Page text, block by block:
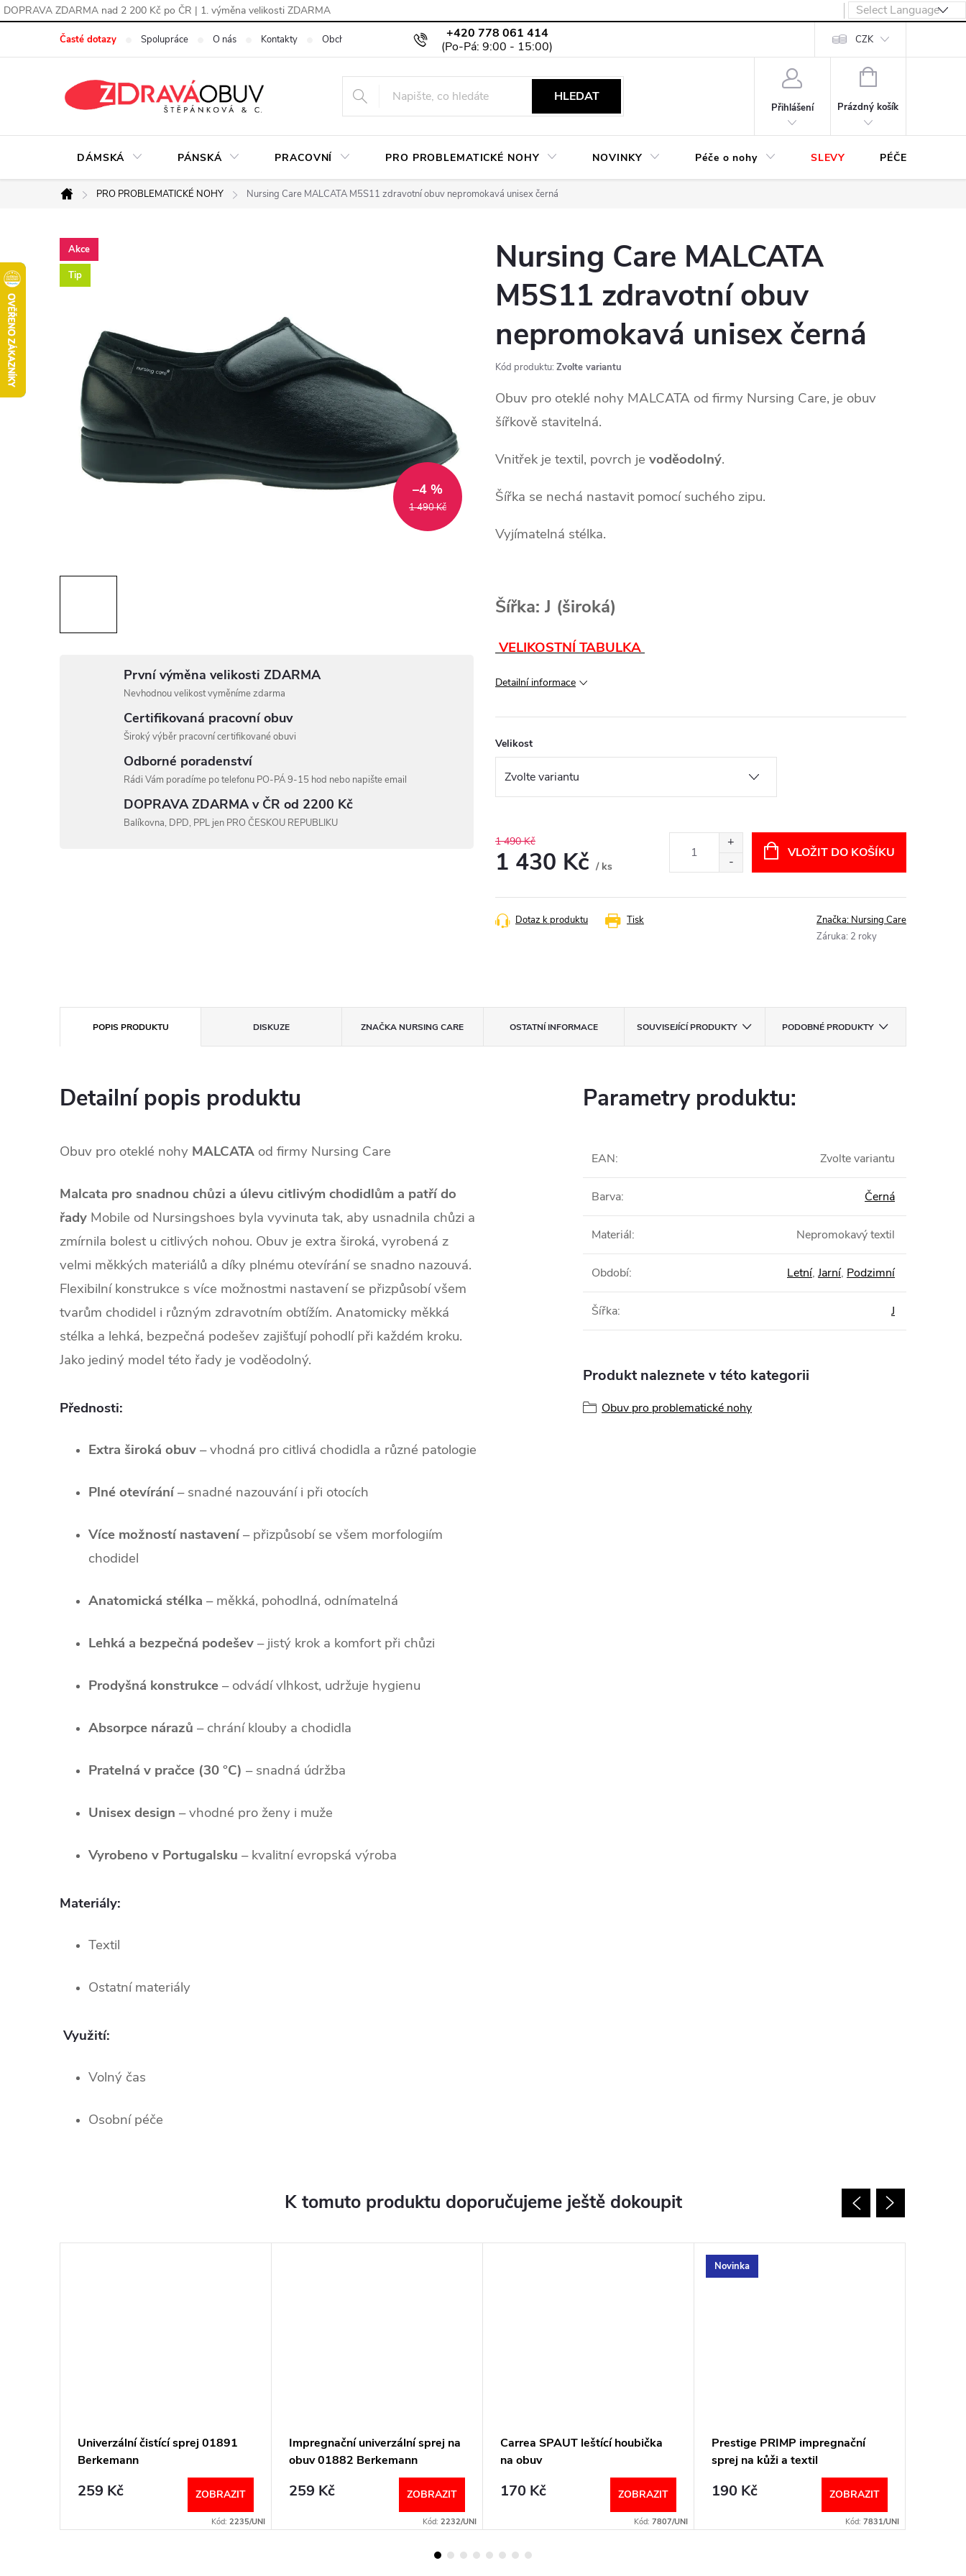
DOPRAVA ZDARMA nad 2 200 Kč po ČR | 1. výměna velikosti ZDARMA
+420 778 061 414
Časté dotazy Spolupráce O nás Kontakty Obchodní podmínky Podmínky ochrany osobních údajů CZK
HLEDAT
Přihlášení
NÁKUPNÍ
Prázdný košík
DÁMSKÁ PÁNSKÁ PRACOVNÍ PRO PROBLEMATICKÉ NOHY NOVINKY Péče o nohy SLEVY PÉČE O OBUV
Domů
PRO PROBLEMATICKÉ NOHY Nursing Care MALCATA M5S11 zdravotní obuv nepromokavá unisex černá
Akce
Tip
1 490 Kč
–4 %
První výměna velikosti ZDARMA
Nevhodnou velikost vyměníme zdarma
Certifikovaná pracovní obuv
Široký výběr pracovní certifikované obuvi
Odborné poradenství
Rádi Vám poradíme po telefonu PO-PÁ 9-15 hod nebo napište email
DOPRAVA ZDARMA v ČR od 2200 Kč
Balíkovna, DPD, PPL jen PRO ČESKOU REPUBLIKU
Nursing Care MALCATA
M5S11 zdravotní obuv
nepromokavá unisex černá
Kód produktu: Zvolte variantu
Obuv pro oteklé nohy MALCATA od firmy Nursing Care, je obuv
šířkově stavitelná.
Vnitřek je textil, povrch je voděodolný.
Šířka se nechá nastavit pomocí suchého zipu.
Vyjímatelná stélka.
Šířka: J (široká)
VELIKOSTNÍ TABULKA
Detailní informace
Velikost
1 490 Kč
1 430 Kč / ks
cena:
VLOŽIT DO KOŠÍKU
Tisk
Dotaz k produktu Značka: Nursing Care
Záruka: 2 roky
POPIS PRODUKTU DISKUZE ZNAČKA NURSING CARE OSTATNÍ INFORMACE SOUVISEJÍCÍ PRODUKTY PODOBNÉ PRODUKTY
Detailní popis produktu
Obuv pro oteklé nohy MALCATA od firmy Nursing Care
Malcata pro snadnou chůzi a úlevu citlivým chodidlům a patří do
řady Mobile od Nursingshoes byla vyvinuta tak, aby usnadnila chůzi a
zmírnila bolest u citlivých nohou. Obuv je extra široká, vyrobená z
velmi měkkých materiálů a díky plnému otevírání se snadno nazouvá.
Flexibilní konstrukce s více možnostmi nastavení se přizpůsobí všem
tvarům chodidel i různým zdravotním obtížím. Anatomicky měkká
stélka a lehká, bezpečná podešev zajišťují pohodlí při každém kroku.
Jako jediný model této řady je voděodolný.
Přednosti:
Extra široká obuv– vhodná pro citlivá chodidla a různé patologie
Plné otevírání– snadné nazouvání i při otocích
Více možností nastavení– přizpůsobí se všem morfologiím
chodidel
Anatomická stélka – měkká, pohodlná, odnímatelná
Lehká a bezpečná podešev– jistý krok a komfort při chůzi
Prodyšná konstrukce– odvádí vlhkost, udržuje hygienu
Absorpce nárazů – chrání klouby a chodidla
Pratelná v pračce (30 °C) – snadná údržba
Unisex design – vhodné pro ženy i muže
Vyrobeno v Portugalsku – kvalitní evropská výroba
Materiály:
Textil
Ostatní materiály
Využití:
Volný čas
Osobní péče
Parametry produktu:
EAN: Zvolte variantu
Barva: Černá
Materiál: Nepromokavý textil
Období: Letní, Jarní, Podzimní
Šířka: J
Produkt naleznete v této kategorii
Obuv pro problematické nohy
K tomuto produktu doporučujeme ještě dokoupit
Univerzální čistící sprej 01891
Berkemann
259 Kč ZOBRAZIT
Kód: 2235/UNI
Impregnační univerzální sprej na
obuv 01882 Berkemann
259 Kč ZOBRAZIT
Kód: 2232/UNI
Carrea SPAUT leštící houbička
na obuv
170 Kč ZOBRAZIT
Kód: 7807/UNI
Novinka
Prestige PRIMP impregnační
sprej na kůži a textil
190 Kč ZOBRAZIT
Kód: 7831/UNI